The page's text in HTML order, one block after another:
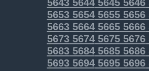
5653565456555656
5663566456655666
5673567456755676
5683568456855686
5693569456955696